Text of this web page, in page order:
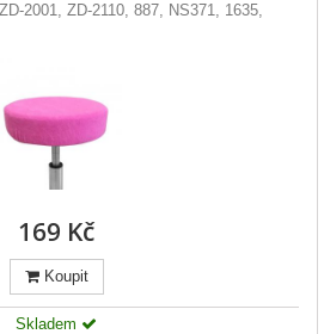
2001, ZD-2110, 887, NS371, 1635,
169 Kč
Koupit
Skladem